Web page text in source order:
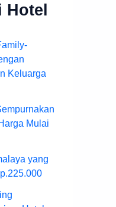
Hotel
Keluarga
Mulai
yang